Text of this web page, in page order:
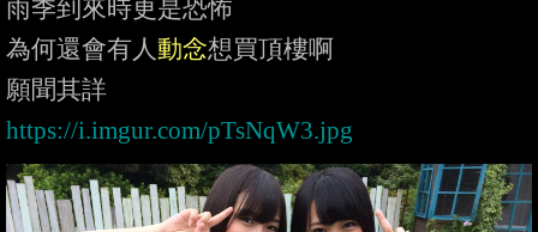
雨季到來時更是恐怖
為何還會有人動念想買頂樓啊
https://i.imgur.com/pTsNqW3.jpg